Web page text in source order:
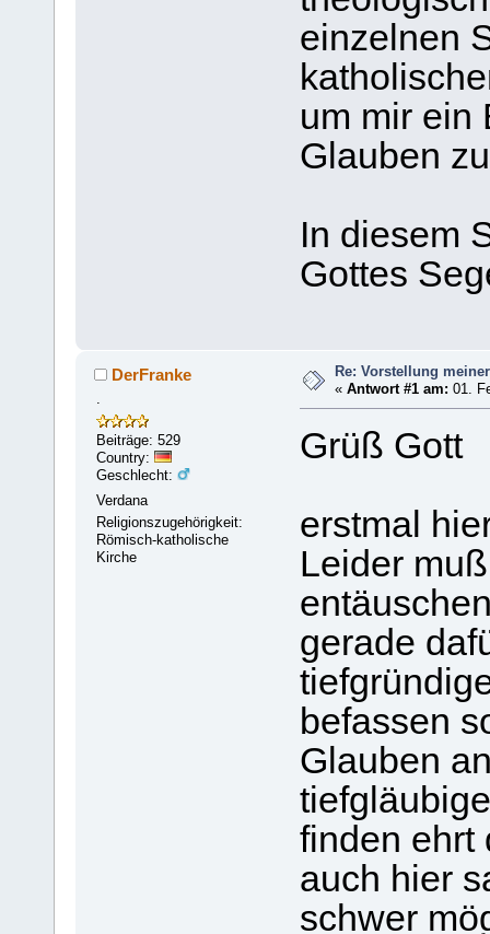
einzelnen
um mir ein
Glauben
In diesem
Gottes
DerFranke
Beiträge: 529
Country:
Geschlecht:
Verdana
Religionszugehörigkeit:
Römisch-katholische
Kirche
Re: Vorstellung
«Antwort #1 am: 01.
Grüß Gott
erstmal
Leider
gerade
befassen
Glauben
finden ehrt
auch hier
schwer